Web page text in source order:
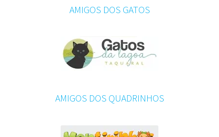
AMIGOS DOS GATOS
AMIGOS DOS QUADRINHOS